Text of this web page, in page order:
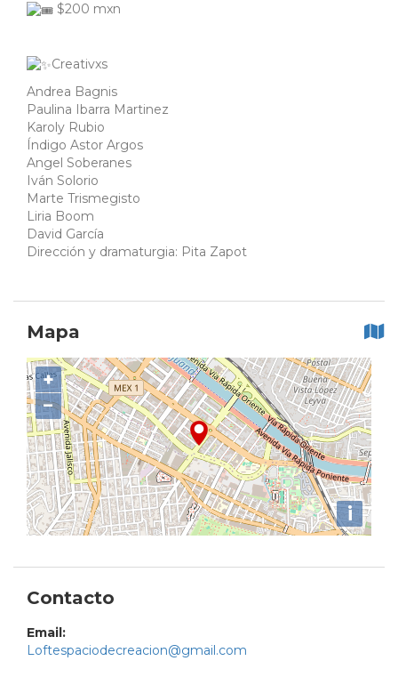
$200 mxn
Creativxs
Andrea Bagnis
Paulina Ibarra Martinez
Karoly Rubio
Índigo Astor Argos
Angel Soberanes
Iván Solorio
Marte Trismegisto
Liria Boom
David García
Dirección y dramaturgia: Pita Zapot
Mapa
+
−
i
Contacto
Email:
Loftespaciodecreacion@gmail.com